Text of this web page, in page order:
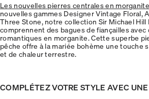
Les nouvelles pierres centrales en morganite
nouvelles gammes Designer Vintage Floral,
Three Stone, notre collection Sir Michael Hill
comprennent des bagues de fiançailles
romantiques en morganite. Cette superbe
pêche offre à la mariée bohème une touche
et de chaleur terrestre.
COMPLÉTEZ VOTRE STYLE AVEC